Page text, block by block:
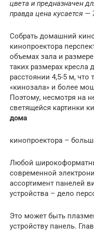
цвета и предназначен
правда цена кусается —
Собрать домашний
кинопроектора
объемах зала и
таких размерах кресла
расстоянии 4,5-5 м, что
«кинозала» и более
Поэтому, несмотря на
светящейся картинки
дома
кинопроектора –
Любой
современной
ассортимент панелей
устройства – дело
Это может быть
устройству панель.